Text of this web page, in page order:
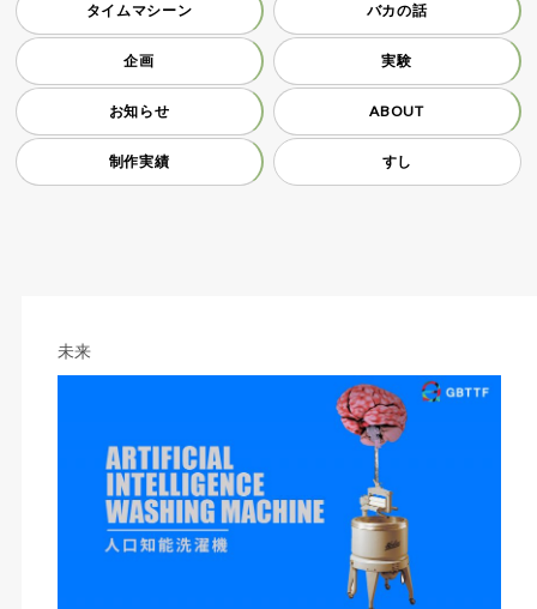
タイムマシーン バカの話
企画 実験
お知らせ ABOUT
制作実績 すし
未来